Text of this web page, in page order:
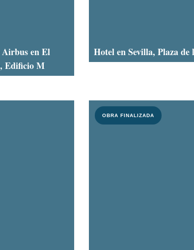
Airbus en El
Edificio M
Hotel en Sevilla, Plaza
OBRA FINALIZADA